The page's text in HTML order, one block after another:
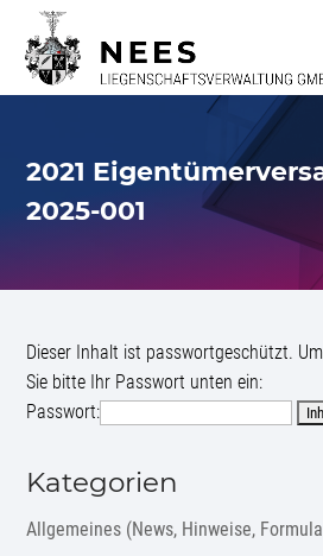
t
2021
2025-001
Kategorien
Allgemeines (News, Hinweise,
Dieser Inhalt ist passwortgeschützt.
Sie bitte Ihr Passwort unten ein:
Passwort: